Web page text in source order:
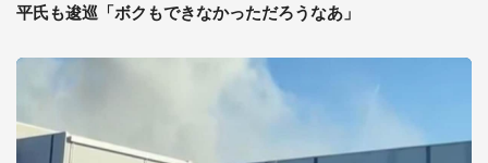
平氏も逡巡「ボクもできなかっただろうなあ」